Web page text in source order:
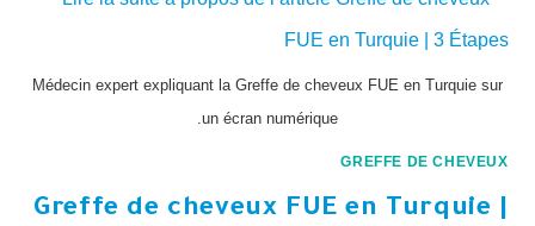
Médecin expert expliquant la Greffe de cheveux FUE en Turquie sur
un écran numérique.
GREFFE DE CHEVEUX
Greffe de cheveux FUE en Turquie |